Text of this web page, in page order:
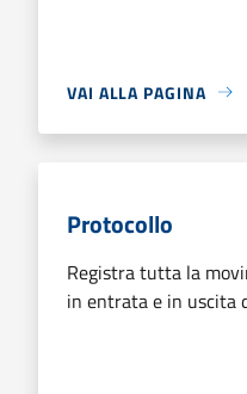
VAI ALLA PAGINA
Protocollo
Registra tutta la
in entrata e in uscita